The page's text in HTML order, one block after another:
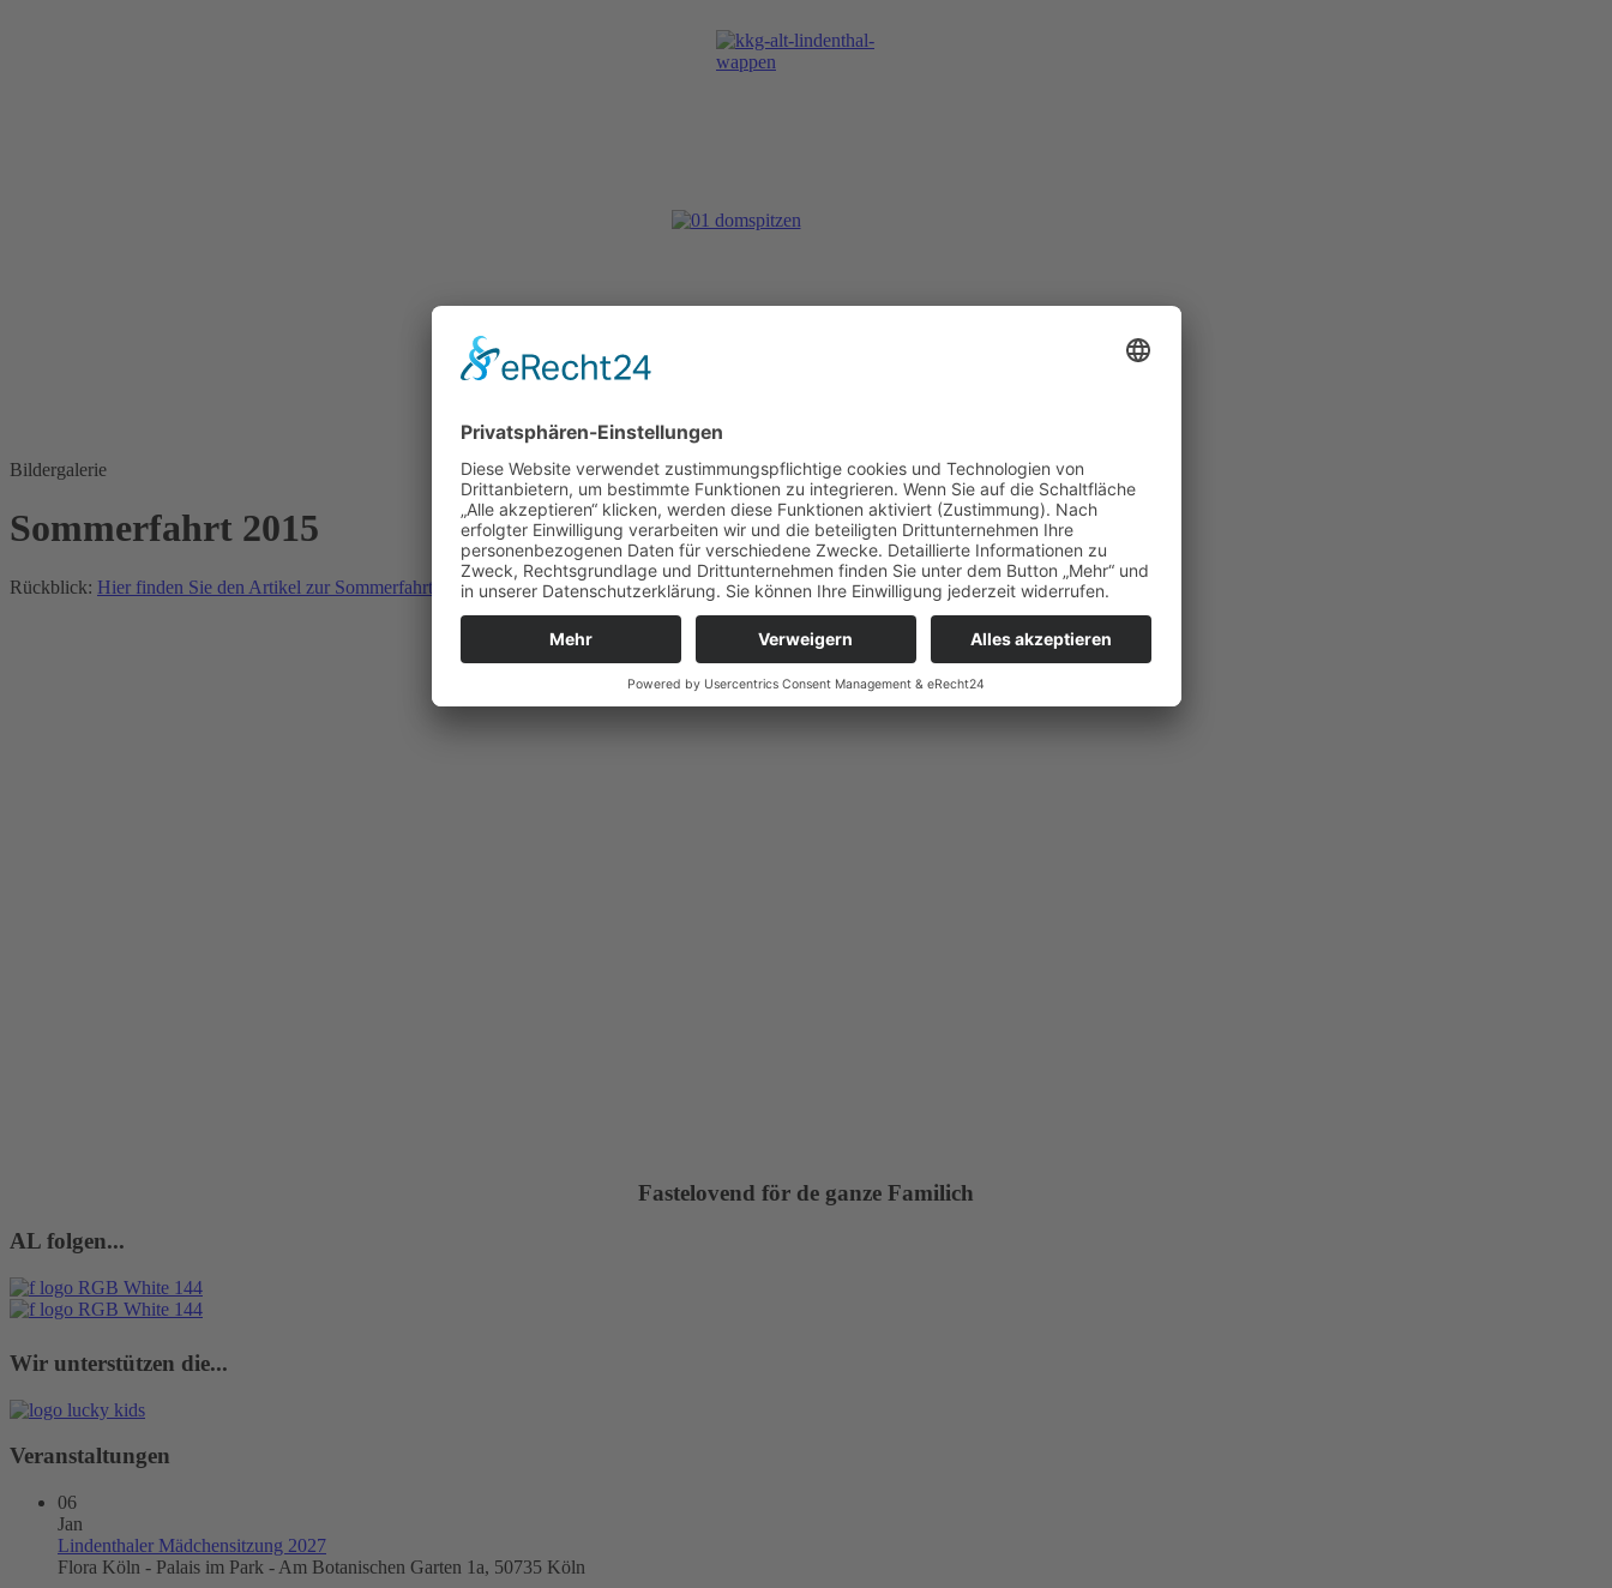
Bildergalerie
Sommerfahrt 2015
Rückblick: Hier finden Sie den Artikel zur Sommerfahrt 2015
Fastelovend för de ganze Familich
AL folgen...
Wir unterstützen die...
Veranstaltungen
06
Jan
Lindenthaler Mädchensitzung 2027
Flora Köln - Palais im Park - Am Botanischen Garten 1a, 50735 Köln